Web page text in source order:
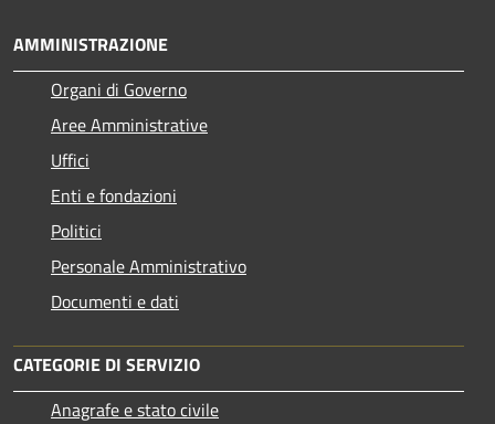
AMMINISTRAZIONE
Organi di Governo
Aree Amministrative
Uffici
Enti e fondazioni
Politici
Personale Amministrativo
Documenti e dati
CATEGORIE DI SERVIZIO
Anagrafe e stato civile